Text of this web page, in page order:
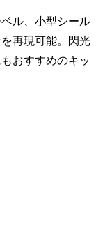
ル、小型シール
再現可能。閃光
おすすめのキッ